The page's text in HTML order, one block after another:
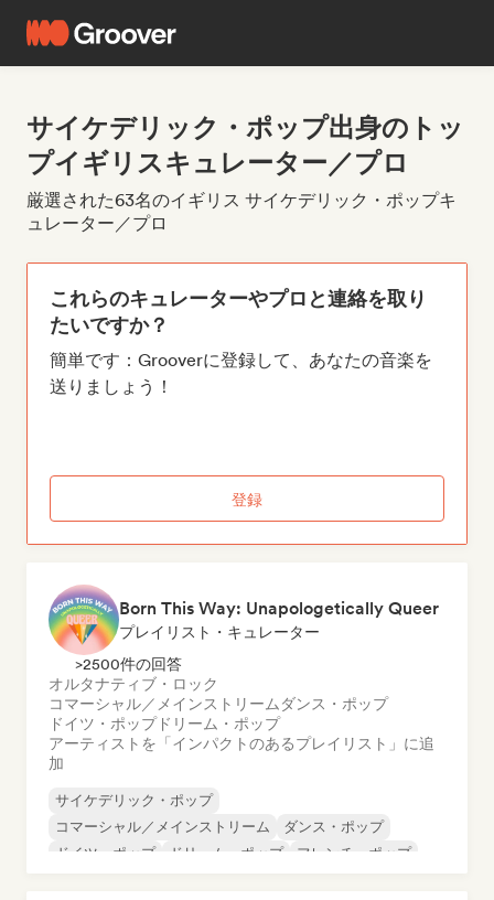
サイケデリック・ポップ出身のトッ
プイギリスキュレーター／プロ
厳選された63名のイギリス サイケデリック・ポップキ
ュレーター／プロ
これらのキュレーターやプロと連絡を取り
たいですか？
簡単です：Grooverに登録して、あなたの音楽を
送りましょう！
登録
Born This Way: Unapologetically Queer
プレイリスト・キュレーター
>2500件の回答
オルタナティブ・ロック
コマーシャル／メインストリーム ダンス・ポップ
ドイツ・ポップドリーム・ポップ
アーティストを「インパクトのあるプレイリスト」に追
加
サイケデリック・ポップ
コマーシャル／メインストリーム
ダンス・ポップ
ドイツ・ポップ
ドリーム・ポップ
フレンチ・ポップ